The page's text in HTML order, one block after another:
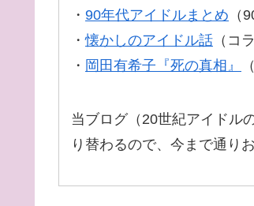
・ 90年代アイドルまとめ （
・懐かしのアイドル話 （コ
・ 岡田有希子『死の真相』
当ブログ（20世紀アイドル
り替わるので、今まで通り